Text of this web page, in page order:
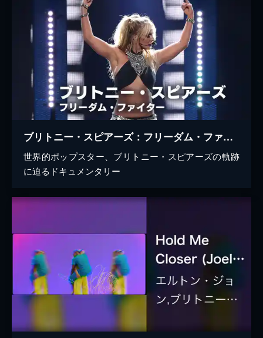
ブリトニー・スピアーズ：フリーダム・ファイター
世界的ポップスター、ブリトニー・スピアーズの軌跡
に迫るドキュメンタリー